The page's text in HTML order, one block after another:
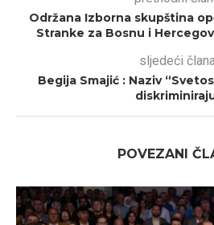
Održana Izborna skupština
Stranke za Bosnu i
sljedeći
Begija Smajić : Naziv
POVEZANI